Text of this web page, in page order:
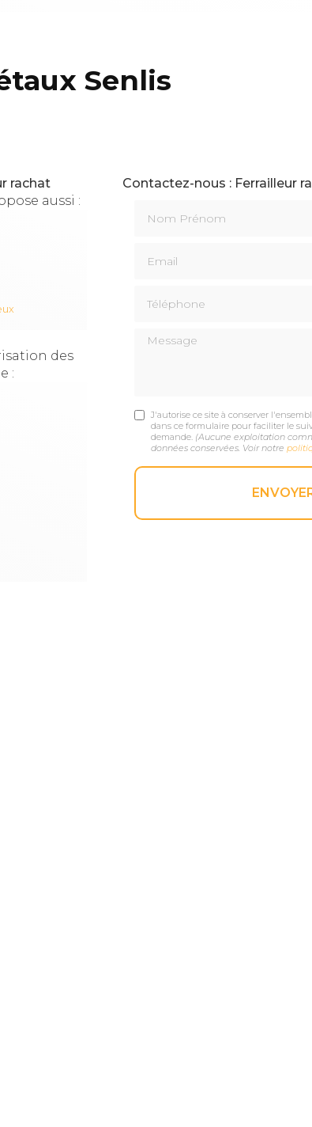
Senlis
rachat
aussi :
des
:
Contactez-nous : Ferrailleur
Message
J'autorise ce site à conserver
dans ce formulaire pour faciliter le
demande. (Aucune exploitation
données conservées. Voir notre